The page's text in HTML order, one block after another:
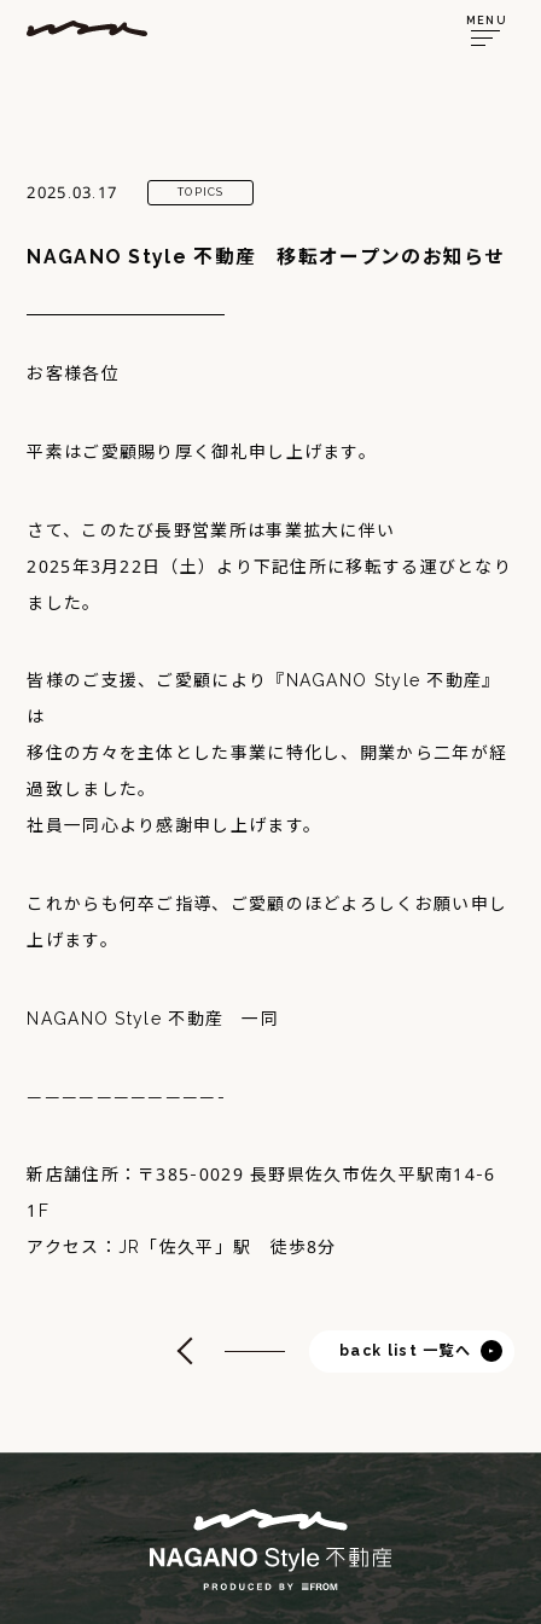
MENU
2025.03.17 TOPICS
NAGANO Style 不動産 移転オープンのお知らせ
お客様各位
平素はご愛顧賜り厚く御礼申し上げます。
さて、このたび長野営業所は事業拡大に伴い
2025年3月22日（土）より下記住所に移転する運びとなり
ました。
皆様のご支援、ご愛顧により『NAGANO Style 不動産』
は
移住の方々を主体とした事業に特化し、開業から二年が経
過致しました。
社員一同心より感謝申し上げます。
これからも何卒ご指導、ご愛顧のほどよろしくお願い申し
上げます。
NAGANO Style 不動産 一同
———————————-
新店舗住所：〒385-0029 長野県佐久市佐久平駅南14-6
1F
アクセス：JR「佐久平」駅 徒歩8分
back list 一覧へ